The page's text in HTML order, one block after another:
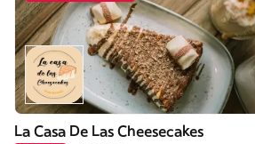
La Casa De Las Cheesecakes